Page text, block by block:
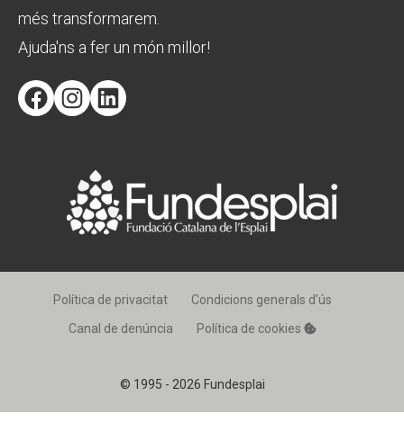
més transformarem.
Ajuda'ns a fer un món millor!
FacebookInstagram
LinkedIn
© 1995 - 2026 Fundesplai
Política de privacitat
Condicions generals d’ús
Canal de denúncia
Política de cookies